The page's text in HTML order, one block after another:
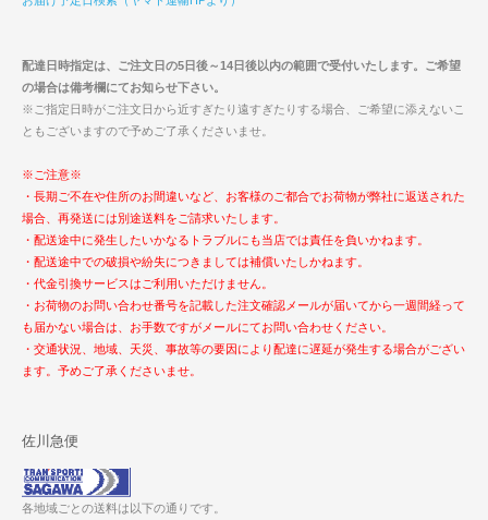
配達日時指定は、ご注文日の5日後～14日後以内の範囲で受付いたします。ご希望
の場合は備考欄にてお知らせ下さい。
※ご指定日時がご注文日から近すぎたり遠すぎたりする場合、ご希望に添えないこ
ともございますので予めご了承くださいませ。
※ご注意※
・長期ご不在や住所のお間違いなど、お客様のご都合でお荷物が弊社に返送された
場合、再発送には別途送料をご請求いたします。
・配送途中に発生したいかなるトラブルにも当店では責任を負いかねます。
・配送途中での破損や紛失につきましては補償いたしかねます。
・代金引換サービスはご利用いただけません。
・お荷物のお問い合わせ番号を記載した注文確認メールが届いてから一週間経って
も届かない場合は、お手数ですがメールにてお問い合わせください。
・交通状況、地域、天災、事故等の要因により配達に遅延が発生する場合がござい
ます。予めご了承くださいませ。
佐川急便
各地域ごとの送料は以下の通りです。